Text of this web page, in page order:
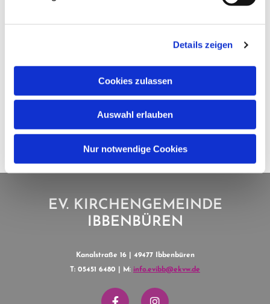
Details zeigen
Cookies zulassen
Auswahl erlauben
Nur notwendige Cookies
EV. KIRCHENGEMEINDE
IBBENBÜREN
Kanalstraße 16 | 49477 Ibbenbüren
T: 05451 6480 | M: info.evibb@ekvw.de